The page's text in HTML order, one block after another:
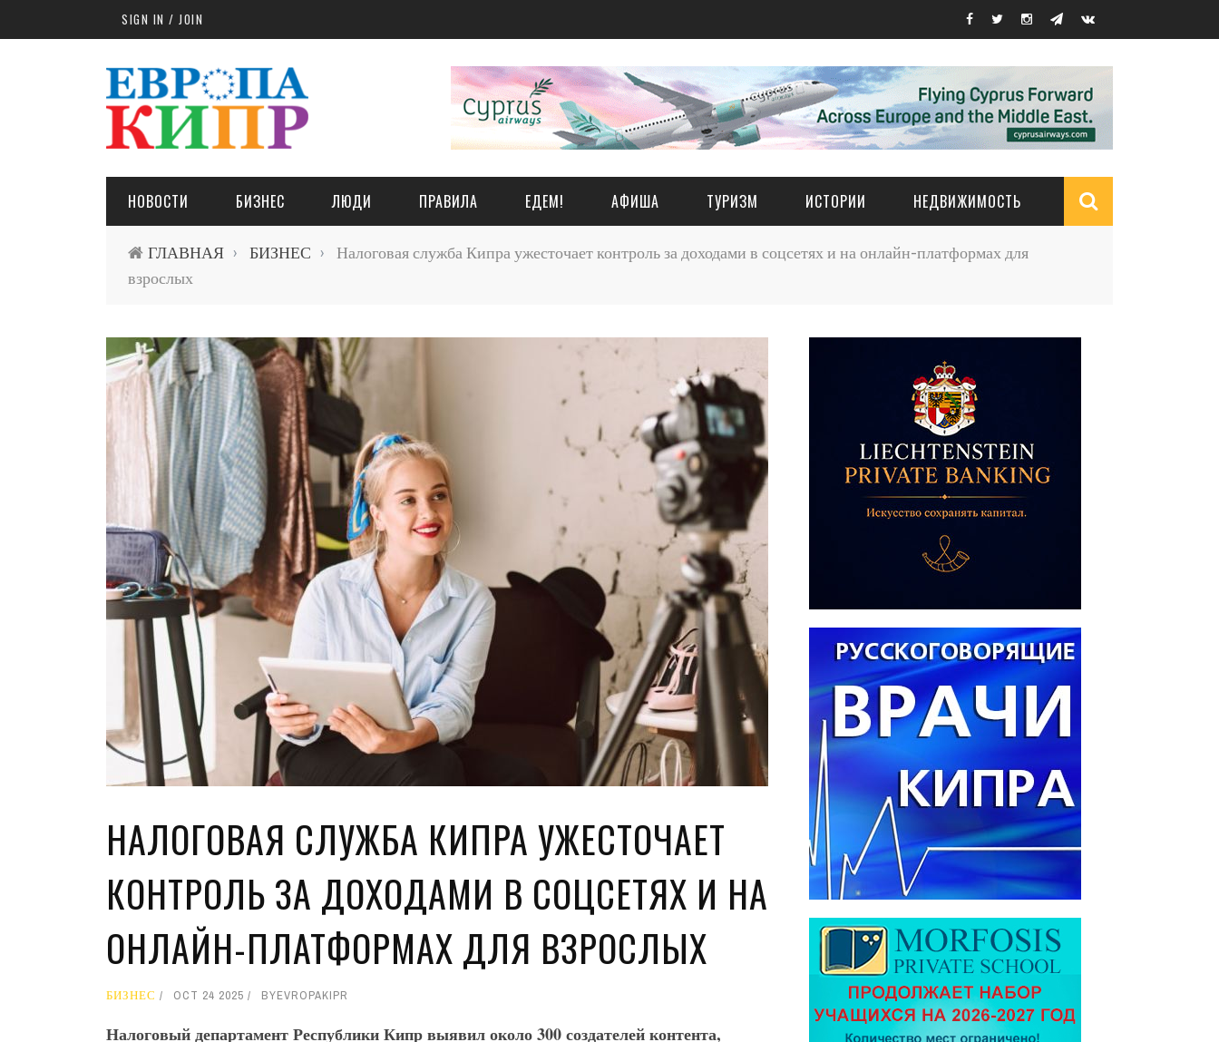
Skip to main contentSIGN IN / JOIN
НОВОСТИ БИЗНЕС ЛЮДИ ПРАВИЛА ЕДЕМ! АФИША ТУРИЗМ ИСТОРИИ НЕДВИЖИМОСТЬ
ГЛАВНАЯ › БИЗНЕС ›
Налоговая служба Кипра ужесточает контроль за доходами в соцсетях и на онлайн-платформах для
взрослых
НАЛОГОВАЯ СЛУЖБА КИПРА УЖЕСТОЧАЕТ
КОНТРОЛЬ ЗА ДОХОДАМИ В СОЦСЕТЯХ И НА
ОНЛАЙН-ПЛАТФОРМАХ ДЛЯ ВЗРОСЛЫХ
БИЗНЕС OCT 24 2025 BYEVROPAKIPR
Налоговый департамент Республики Кипр выявил около 300 создателей контента,